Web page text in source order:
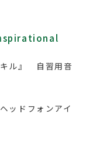
キル』 自習用音
ッドフォンアイ